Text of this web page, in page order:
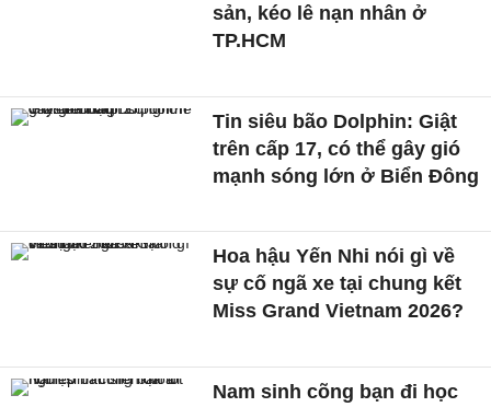
sản, kéo lê nạn nhân ở
TP.HCM
Tin siêu bão Dolphin: Giật
trên cấp 17, có thể gây gió
mạnh sóng lớn ở Biển Đông
Hoa hậu Yến Nhi nói gì về
sự cố ngã xe tại chung kết
Miss Grand Vietnam 2026?
Nam sinh cõng bạn đi học